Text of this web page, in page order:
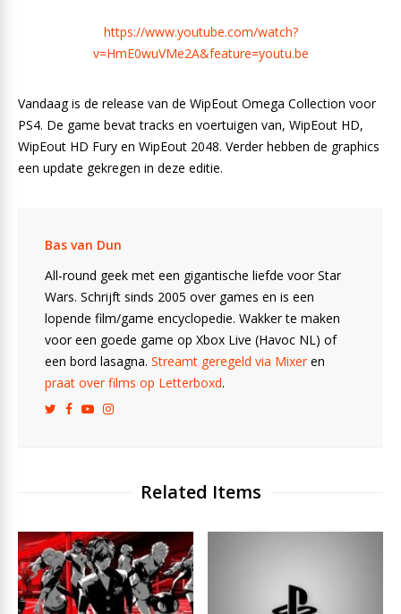
https://www.youtube.com/watch?
v=HmE0wuVMe2A&feature=youtu.be
Vandaag is de release van de WipEout Omega Collection voor
PS4. De game bevat tracks en voertuigen van, WipEout HD,
WipEout HD Fury en WipEout 2048. Verder hebben de graphics
een update gekregen in deze editie.
Bas van Dun
All-round geek met een gigantische liefde voor Star
Wars. Schrijft sinds 2005 over games en is een
lopende film/game encyclopedie. Wakker te maken
voor een goede game op Xbox Live (Havoc NL) of
een bord lasagna. Streamt geregeld via Mixeren
praat over films op Letterboxd.
Related Items